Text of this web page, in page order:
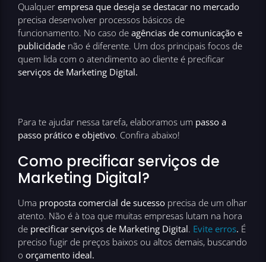
Qualquer empresa que deseja se destacar no mercado
precisa desenvolver processos básicos de
funcionamento. No caso de agências de comunicação e
publicidade não é diferente. Um dos principais focos de
quem lida com o atendimento ao cliente é precificar
serviços de Marketing Digital.
Para te ajudar nessa tarefa, elaboramos um passo a
passo prático e objetivo. Confira abaixo!
Como precificar serviços de
Marketing Digital?
Uma proposta comercial de sucesso precisa de um olhar
atento. Não é à toa que muitas empresas lutam na hora
de precificar serviços de Marketing Digital. Evite erros. É
preciso fugir de preços baixos ou altos demais, buscando
o orçamento ideal.